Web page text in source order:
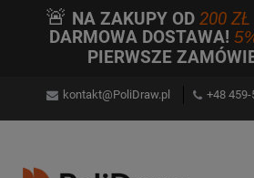
🚨 NA ZAKUPY OD200 ZŁ
DARMOWA DOSTAWA!
PIERWSZE
kontakt@PoliDraw.pl +48